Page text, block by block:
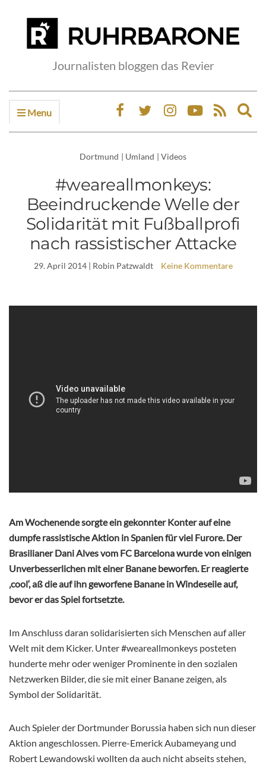
Journalisten bloggen das Revier
Menu
Dortmund | Umland | Videos
#weareallmonkeys:
Beeindruckende Welle der
Solidarität mit Fußballprofi
nach rassistischer Attacke
29. April 2014| Robin Patzwaldt Keine Kommentare
Am Wochenende sorgte ein gekonnter Konter auf eine
dumpfe rassistische Aktion in Spanien für viel Furore. Der
Brasilianer Dani Alves vom FC Barcelona wurde von einigen
Unverbesserlichen mit einer Banane beworfen. Er reagierte
‚cool‘, aß die auf ihn geworfene Banane in Windeseile auf,
bevor er das Spiel fortsetzte.
Im Anschluss daran solidarisierten sich Menschen auf aller
Welt mit dem Kicker. Unter #weareallmonkeys posteten
hunderte mehr oder weniger Prominente in den sozialen
Netzwerken Bilder, die sie mit einer Banane zeigen, als
Symbol der Solidarität.
Auch Spieler der Dortmunder Borussia haben sich nun dieser
Aktion angeschlossen. Pierre-Emerick Aubameyang und
Robert Lewandowski wollten da auch nicht abseits stehen,